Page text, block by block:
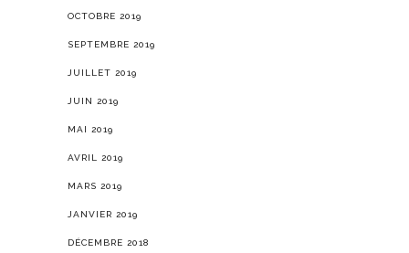
OCTOBRE 2019
SEPTEMBRE 2019
JUILLET 2019
JUIN 2019
MAI 2019
AVRIL 2019
MARS 2019
JANVIER 2019
DÉCEMBRE 2018